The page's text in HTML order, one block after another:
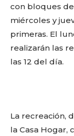
con bloques
miércoles y
primeras. El
realizarán las
las 12 del día.
La recreación,
la Casa Hogar,